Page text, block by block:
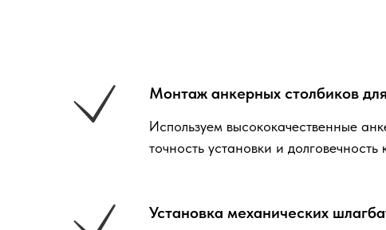
Монтаж анкерных столбиков
Используем высококачественные
точность установки и долговечность
Установка механических